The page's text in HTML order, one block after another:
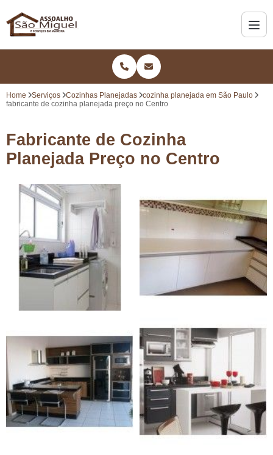
Home Serviços Cozinhas Planejadas
cozinha planejada em São Paulo
fabricante de cozinha planejada preço no Centro
Fabricante de Cozinha
Planejada Preço no Centro